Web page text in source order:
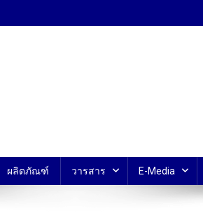
ผลิตภัณฑ์ วารสาร E-Media